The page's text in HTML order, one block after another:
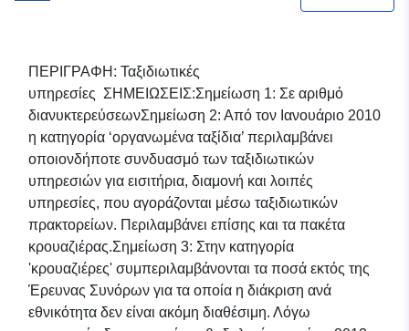
ΠΕΡΙΓΡΑΦΗ: Ταξιδιωτικές
υπηρεσίες ΣΗΜΕΙΩΣΕΙΣ:Σημείωση 1: Σε αριθμό
διανυκτερεύσεωνΣημείωση 2: Από τον Ιανουάριο 2010
η κατηγορία ‘οργανωμένα ταξίδια’ περιλαμβάνει
οποιονδήποτε συνδυασμό των ταξιδιωτικών
υπηρεσιών για εισιτήρια, διαμονή και λοιπές
υπηρεσίες, που αγοράζονται μέσω ταξιδιωτικών
πρακτορείων. Περιλαμβάνει επίσης και τα πακέτα
κρουαζιέρας.Σημείωση 3: Στην κατηγορία
'κρουαζιέρες' συμπεριλαμβάνονται τα ποσά εκτός της
Έρευνας Συνόρων για τα οποία η διάκριση ανά
εθνικότητα δεν είναι ακόμη διαθέσιμη. Λόγω